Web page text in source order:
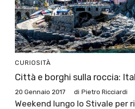
CURIOSITÀ
Città e borghi sulla roccia:
20 Gennaio 2017 di Pietro Ricciardi
Weekend lungo lo Stivale per